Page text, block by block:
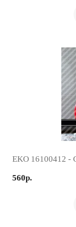
EKO 16100412 -
560р.